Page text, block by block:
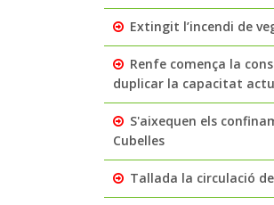
Extingit l’incendi de
Renfe comença la
duplicar la capacitat
S'aixequen els
Cubelles
Tallada la circulació